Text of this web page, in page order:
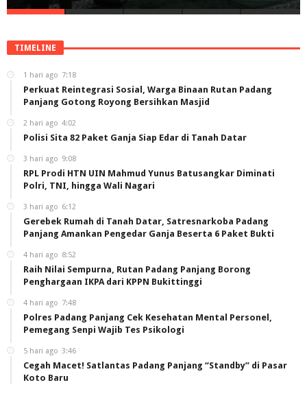
TIMELINE
1 hari ago 7:18
Perkuat Reintegrasi Sosial, Warga Binaan Rutan Padang
Panjang Gotong Royong Bersihkan Masjid
2 hari ago 4:02
Polisi Sita 82 Paket Ganja Siap Edar di Tanah Datar
3 hari ago 9:08
RPL Prodi HTN UIN Mahmud Yunus Batusangkar Diminati
Polri, TNI, hingga Wali Nagari
3 hari ago 6:12
Gerebek Rumah di Tanah Datar, Satresnarkoba Padang
Panjang Amankan Pengedar Ganja Beserta 6 Paket Bukti
4 hari ago 8:52
Raih Nilai Sempurna, Rutan Padang Panjang Borong
Penghargaan IKPA dari KPPN Bukittinggi
4 hari ago 7:48
Polres Padang Panjang Cek Kesehatan Mental Personel,
Pemegang Senpi Wajib Tes Psikologi
5 hari ago 3:46
Cegah Macet! Satlantas Padang Panjang “Standby” di Pasar
Koto Baru